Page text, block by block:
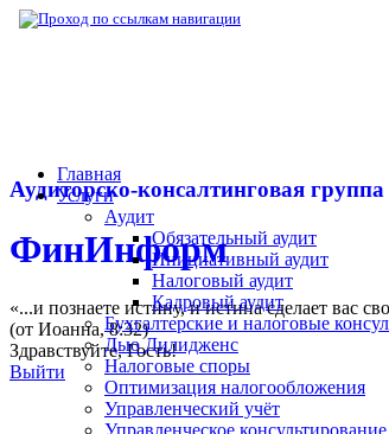
Аудиторско-консалтинговая группа
ФинИнформ
«...и познаете истину, и истина сделает вас
(от Иоанна, 8:32)
Здравствуйте,Гость!
Выйти
Главная
Услуги
Аудит
Обязательный аудит
Инициативный аудит
Налоговый аудит
Кадровый аудит
Бухгалтерские и налоговые
Дью Дилидженс
Налоговые споры
Оптимизация налогообложения
Управленческий учёт
Управленческое консультирование